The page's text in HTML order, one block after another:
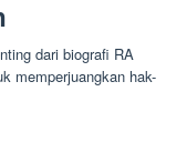
dari biografi RA
memperjuangkan hak-